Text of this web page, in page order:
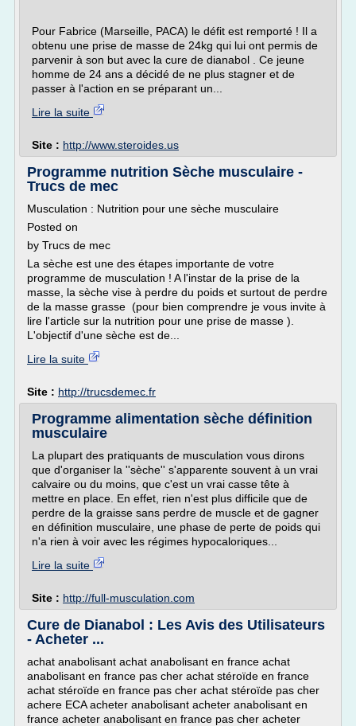
Pour Fabrice (Marseille, PACA) le défit est remporté ! Il a
obtenu une prise de masse de 24kg qui lui ont permis de
parvenir à son but avec la cure de dianabol . Ce jeune
homme de 24 ans a décidé de ne plus stagner et de
passer à l'action en se préparant un...
Lire la suite
Site : http://www.steroides.us
Programme nutrition Sèche musculaire -
Trucs de mec
Musculation : Nutrition pour une sèche musculaire
Posted on
by Trucs de mec
La sèche est une des étapes importante de votre
programme de musculation ! A l'instar de la prise de la
masse, la sèche vise à perdre du poids et surtout de perdre
de la masse grasse (pour bien comprendre je vous invite à
lire l'article sur la nutrition pour une prise de masse ).
L'objectif d'une sèche est de...
Lire la suite
Site : http://trucsdemec.fr
Programme alimentation sèche définition
musculaire
La plupart des pratiquants de musculation vous dirons
que d'organiser la ''sèche'' s'apparente souvent à un vrai
calvaire ou du moins, que c'est un vrai casse tête à
mettre en place. En effet, rien n'est plus difficile que de
perdre de la graisse sans perdre de muscle et de gagner
en définition musculaire, une phase de perte de poids qui
n'a rien à voir avec les régimes hypocaloriques...
Lire la suite
Site : http://full-musculation.com
Cure de Dianabol : Les Avis des Utilisateurs
- Acheter ...
achat anabolisant achat anabolisant en france achat
anabolisant en france pas cher achat stéroïde en france
achat stéroïde en france pas cher achat stéroïde pas cher
achere ECA acheter anabolisant acheter anabolisant en
france acheter anabolisant en france pas cher acheter